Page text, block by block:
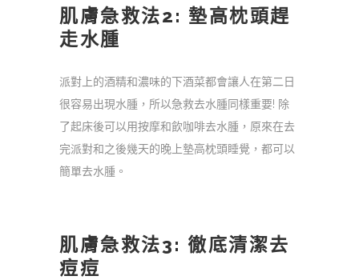
肌膚急救法2: 墊高枕頭趕
走水腫
派對上的酒精和濃味的下酒菜都會讓人在第二日
很容易出現水腫，所以急救去水腫同樣重要! 除
了起床後可以用按摩和飲咖啡去水腫，原來在去
完派對和之後幾天的晚上墊高枕頭睡覺，都可以
簡單去水腫。
肌膚急救法3: 徹底清潔去
痘痘